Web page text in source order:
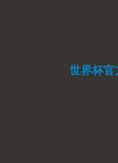
世界杯官